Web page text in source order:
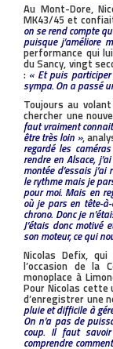
Au Mont-Dore,
MK43/45 et
on se rend compte
puisque j’améliore
performance qui
du Sancy, vingt
: « Et puis participer
sympa. On a passé
Toujours au
chercher une
faut vraiment
être très loin »,
regardé les
rendre en Alsace,
montée d’essais
le rythme mais je
pour moi. Mais en
où je pars en tête-
chrono. Donc je
J’étais donc motivé
son moteur, ce qui
Nicolas Defix,
l’occasion de la
monoplace à
Pour Nicolas
d’enregistrer une
pluie et difficile à
On n’a pas de
coup. Il faut
comprendre